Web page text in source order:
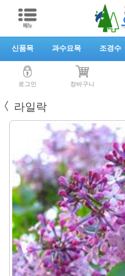
신품목 과수묘목 조경수
로그인 장바구니
〈 라일락